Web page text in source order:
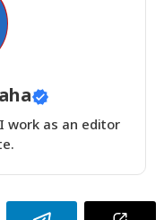
work as an editor